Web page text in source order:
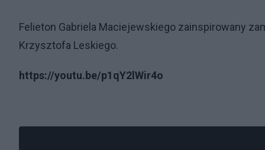
Felieton Gabriela Maciejewskiego zainspirowany
Krzysztofa Leskiego.
https://youtu.be/p1qY2lWir4o